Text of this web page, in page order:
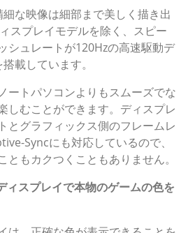
な映像は細部まで美しく描き出
スプレイモデルを除く、スピー
シュレートが120Hzの高速駆動デ
載しています。
ートパソコンよりもスムーズでな
しむことができます。ディスプレ
とグラフィックス側のフレームレ
Syncにも対応しているので、
もカクつくこともありません。
ィスプレイで本物のゲームの色を